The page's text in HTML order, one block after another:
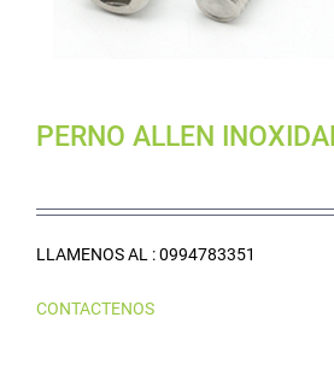
PERNO ALLEN
LLAMENOS AL : 0994783351
CONTACTENOS